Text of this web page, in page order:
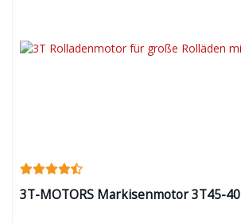
3T-MOTORS Markisenmotor 3T45-40